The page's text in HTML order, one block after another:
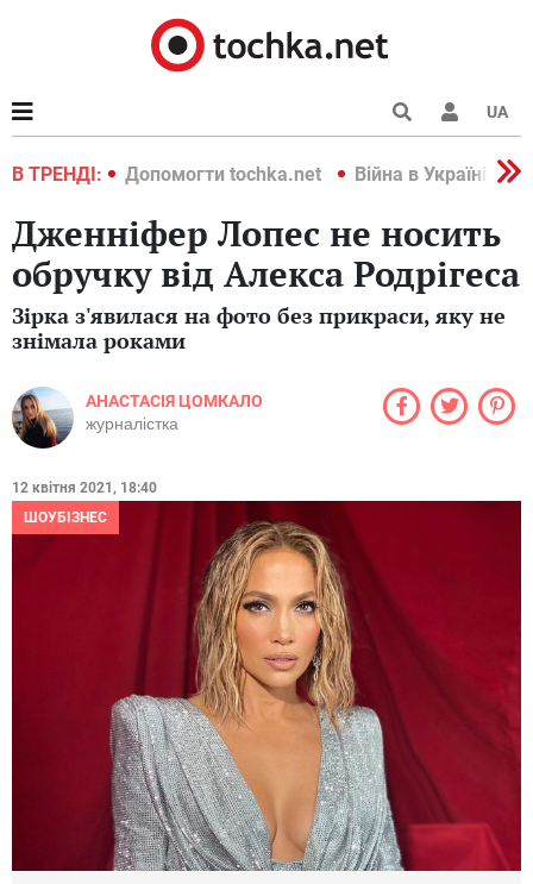
UA
В ТРЕНДІ:
2022 Допомогти tochka.net Війна в Україні 2022
Дженніфер Лопес не носить
обручку від Алекса Родрігеса
Зірка з'явилася на фото без прикраси, яку не
знімала роками
АНАСТАСІЯ ЦОМКАЛО
журналістка
12 квітня 2021, 18:40
ШОУБІЗНЕС